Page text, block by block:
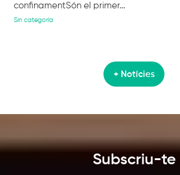
confinamentSón el primer...
Sin categoría
+ Notícies
Subscriu-te